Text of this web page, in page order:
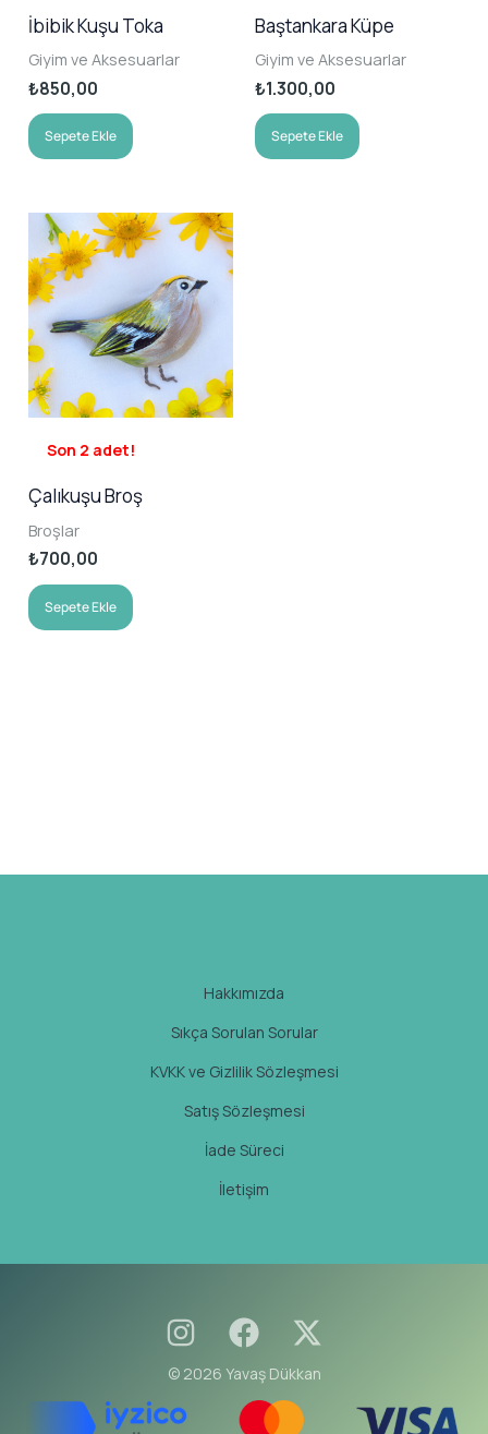
İbibik Kuşu Toka
Giyim ve Aksesuarlar
₺850,00
Sepete Ekle
Baştankara Küpe
Giyim ve Aksesuarlar
₺1.300,00
Sepete Ekle
Son 2 adet!
Çalıkuşu Broş
Broşlar
₺700,00
Sepete Ekle
Hakkımızda
Sıkça Sorulan Sorular
KVKK ve Gizlilik Sözleşmesi
Satış Sözleşmesi
İade Süreci
İletişim
© 2026 Yavaş Dükkan